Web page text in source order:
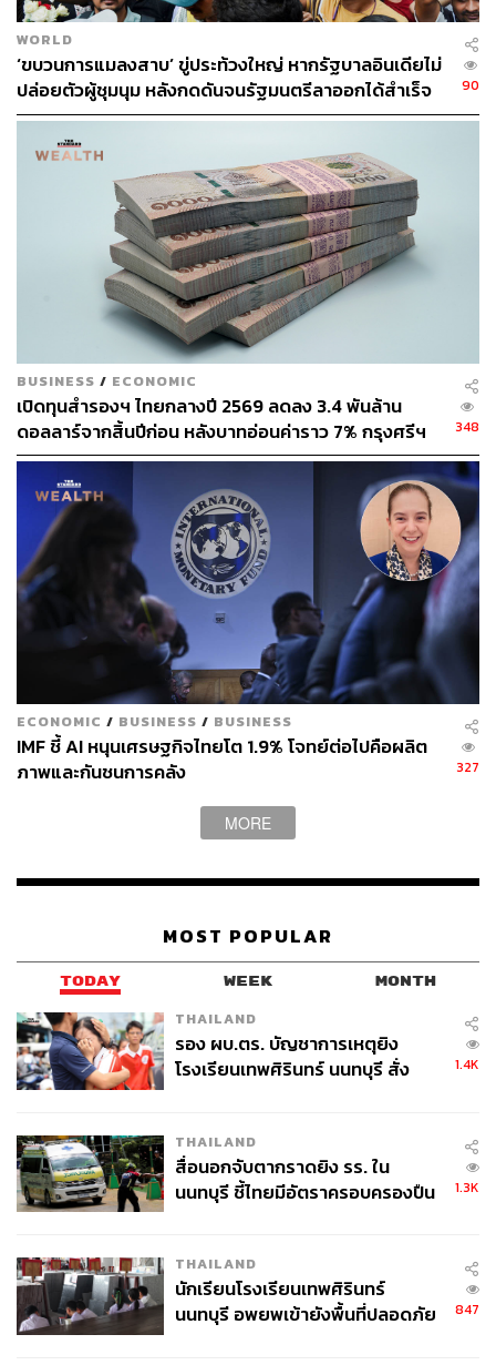
WORLD
‘ขบวนการแมลงสาบ’ ขู่ประท้วงใหญ่ หากรัฐบาลอินเดียไม่
ปล่อยตัวผู้ชุมนุม หลังกดดันจนรัฐมนตรีลาออกได้สำเร็จ
90
BUSINESS / ECONOMIC
เปิดทุนสำรองฯ ไทยกลางปี 2569 ลดลง 3.4 พันล้าน
ดอลลาร์จากสิ้นปีก่อน หลังบาทอ่อนค่าราว 7% กรุงศรีฯ
มองไม่น่ากังวล ย้ำเสถียรภาพไทยยังแกร่ง
348
ECONOMIC / BUSINESS / BUSINESS
IMF ชี้ AI หนุนเศรษฐกิจไทยโต 1.9% โจทย์ต่อไปคือผลิต
ภาพและกันชนการคลัง
327
MORE
MOST POPULAR
TODAY WEEK MONTH
THAILAND
รอง ผบ.ตร. บัญชาการเหตุยิง
โรงเรียนเทพศิรินทร์ นนทบุรี สั่ง
1.4K
THAILAND
สื่อนอกจับตากราดยิง รร. ใน
นนทบุรี ชี้ไทยมีอัตราครอบครองปืน
1.3K
THAILAND
นักเรียนโรงเรียนเทพศิรินทร์
นนทบุรี อพยพเข้ายังพื้นที่ปลอดภัย
847